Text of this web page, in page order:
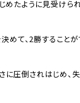
めたように見受けら
めて、2勝すること
に圧倒されはじめ、